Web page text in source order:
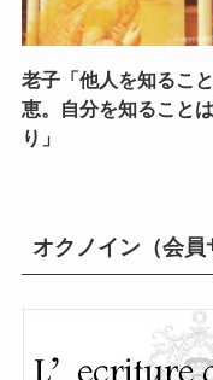
老子「他人を知るこ
恵。自分を知ること
り」
オクノイン（会員